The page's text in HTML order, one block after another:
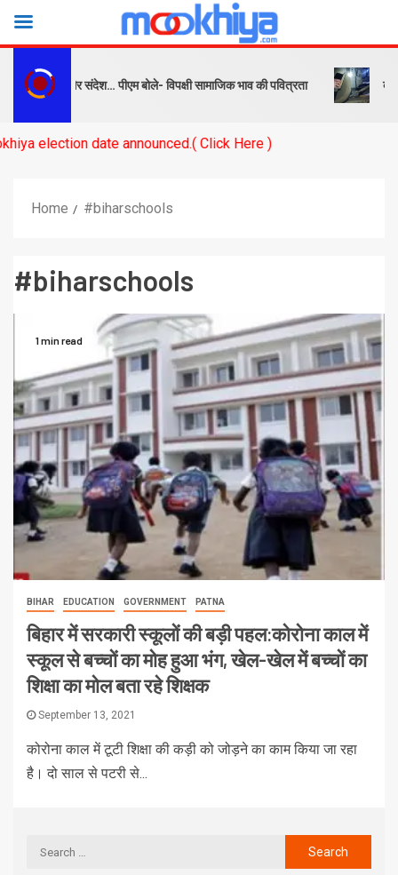
को सबक और संदेश… पीएम बोले- विपक्षी सामाजिक भाव की पवित्रता बनारस
date announced.( Click Here )
Home #biharschools
#biharschools
1 min read
BIHAR EDUCATION GOVERNMENT PATNA
बिहार में सरकारी स्कूलों की बड़ी पहल:कोरोना काल में
स्कूल से बच्चों का मोह हुआ भंग, खेल-खेल में बच्चों का
शिक्षा का मोल बता रहे शिक्षक
September 13, 2021
कोरोना काल में टूटी शिक्षा की कड़ी को जोड़ने का काम किया जा रहा
है। दो साल से पटरी से...